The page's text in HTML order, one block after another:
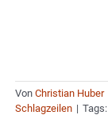
Von Christian Huber
Schlagzeilen | Tags: